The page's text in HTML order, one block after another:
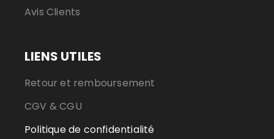
Avis Clients
LIENS UTILES
Retour et remboursement
CGV & CGU
Politique de confidentialité